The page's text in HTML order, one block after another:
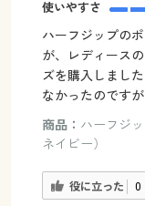
使いやすさ
ハーフジップの
が、レディース
ズを購入しまし
なかったのです
商品： ハーフジ
ネイビー）
役に立った 0